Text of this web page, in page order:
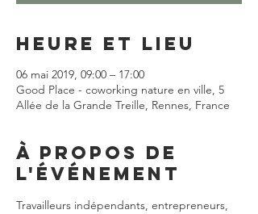
Heure et lieu
06 mai 2019, 09:00 – 17:00
Good Place - coworking nature en ville, 5
Allée de la Grande Treille, Rennes, France
À propos de
l'événement
Travailleurs indépendants, entrepreneurs,